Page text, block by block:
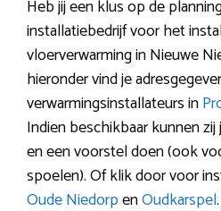
Heb jij een klus op de
installatiebedrijf voor het
vloerverwarming in Nieuwe
hieronder vind je
verwarmingsinstallateurs in
Indien beschikbaar kunnen
en een voorstel doen (ook
spoelen). Of klik door voor
Oude NiedorpenOudkarspel.